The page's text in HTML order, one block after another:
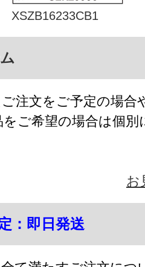
XSZB16233CB1
注文をご予定の場合
ご希望の場合は個別
お
：即日発送